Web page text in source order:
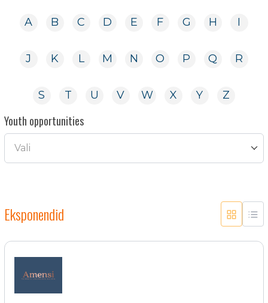
A B C D E F G H I
J K L M N O P Q R
S T U V W X Y Z
Youth opportunities
Vali
Eksponendid